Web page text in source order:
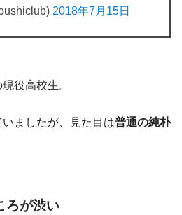
2018年7月15日
役高校生。
ましたが、見た目は普通の純朴
ろが渋い